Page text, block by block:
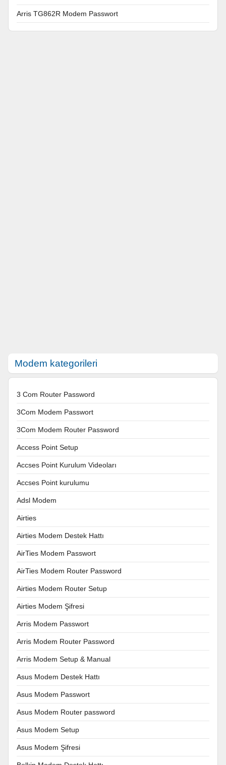
Arris TG862R Modem Passwort
Modem kategorileri
3 Com Router Password
3Com Modem Passwort
3Com Modem Router Password
Access Point Setup
Accses Point Kurulum Videoları
Accses Point kurulumu
Adsl Modem
Airties
Airties Modem Destek Hattı
AirTies Modem Passwort
AirTies Modem Router Password
Airties Modem Router Setup
Airties Modem Şifresi
Arris Modem Passwort
Arris Modem Router Password
Arris Modem Setup & Manual
Asus Modem Destek Hattı
Asus Modem Passwort
Asus Modem Router password
Asus Modem Setup
Asus Modem Şifresi